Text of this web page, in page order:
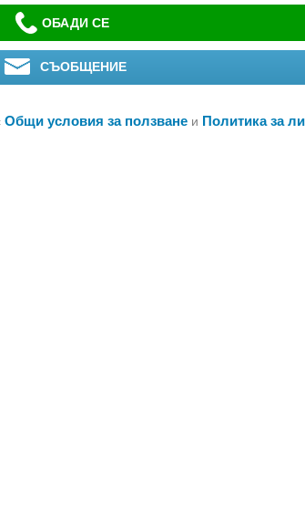
ОБАДИ СЕ
СЪОБЩЕНИЕ
Общи условия за ползване и Политика за